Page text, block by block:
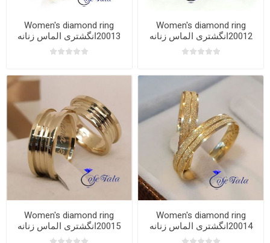
Women's diamond ring
20012انگشتری الماس زنانه
Women's diamond ring
20013انگشتری الماس زنانه
Women's diamond ring
20014انگشتری الماس زنانه
Women's diamond ring
20015انگشتری الماس زنانه